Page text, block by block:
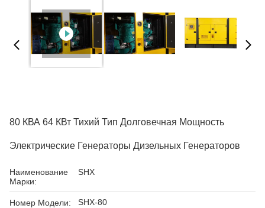
80 КВА 64 КВт Тихий Тип Долговечная Мощность
Электрические Генераторы Дизельных Генераторов
Наименование
Марки:
SHX
Номер Модели: SHX-80